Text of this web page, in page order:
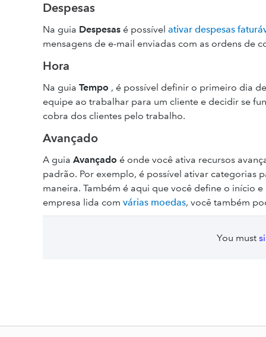
Despesas
Na guia Despesas é possível ativar despesas
mensagens de e-mail enviadas com as ordens de
Hora
Na guia Tempo , é possível definir o primeiro dia
equipe ao trabalhar para um cliente e decidir se
cobra dos clientes pelo trabalho.
Avançado
A guia Avançado é onde você ativa recursos
padrão. Por exemplo, é possível ativar categorias
maneira. Também é aqui que você define o início
empresa lida com várias moedas, você também
You must